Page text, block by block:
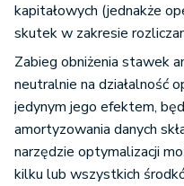
kapitałowych (jednakże
skutek w zakresie
Zabieg obniżenia stawek
neutralnie na działalność
jedynym jego efektem,
amortyzowania danych
narzędzie optymalizacji
kilku lub wszystkich